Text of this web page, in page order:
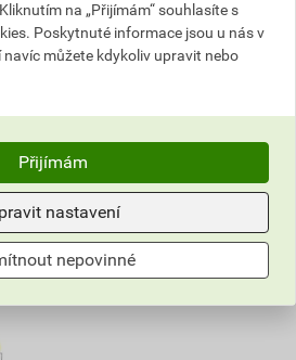
kg
Omítka akrylátová
weberpas akrylát rýhovaná
3 mm BI00 - bílá - bílá 25 kg
na „Přijímám“ souhlasíte s
Poskytnuté informace jsou u nás v
můžete kdykoliv upravit nebo
Přijímám
nastavení
nepovinné